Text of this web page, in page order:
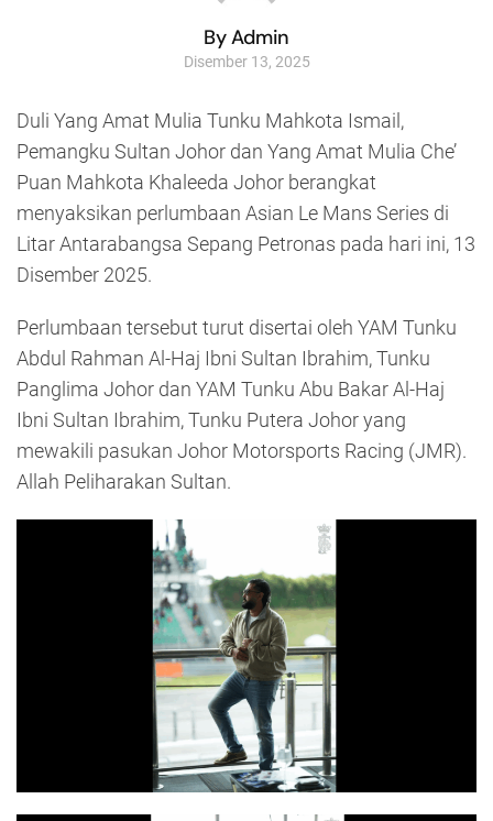
By Admin
Disember 13, 2025
Duli Yang Amat Mulia Tunku Mahkota Ismail,
Pemangku Sultan Johor dan Yang Amat Mulia Che’
Puan Mahkota Khaleeda Johor berangkat
menyaksikan perlumbaan Asian Le Mans Series di
Litar Antarabangsa Sepang Petronas pada hari ini, 13
Disember 2025.
Perlumbaan tersebut turut disertai oleh YAM Tunku
Abdul Rahman Al-Haj Ibni Sultan Ibrahim, Tunku
Panglima Johor dan YAM Tunku Abu Bakar Al-Haj
Ibni Sultan Ibrahim, Tunku Putera Johor yang
mewakili pasukan Johor Motorsports Racing (JMR).
Allah Peliharakan Sultan.